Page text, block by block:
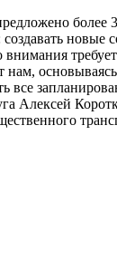
новые
внимания
нам,
все
Алексей